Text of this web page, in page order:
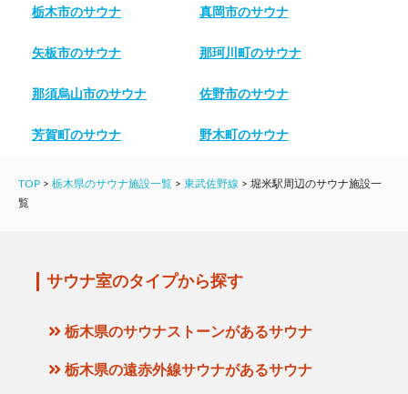
栃木市のサウナ 真岡市のサウナ
矢板市のサウナ 那珂川町のサウナ
那須烏山市のサウナ 佐野市のサウナ
芳賀町のサウナ 野木町のサウナ
TOP > 栃木県のサウナ施設一覧 > 東武佐野線 > 堀米駅周辺のサウナ施設一
覧
サウナ室のタイプから探す
栃木県のサウナストーンがあるサウナ
栃木県の遠赤外線サウナがあるサウナ